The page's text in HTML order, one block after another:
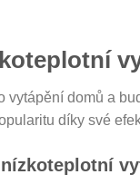
vytápění domů a
díky své